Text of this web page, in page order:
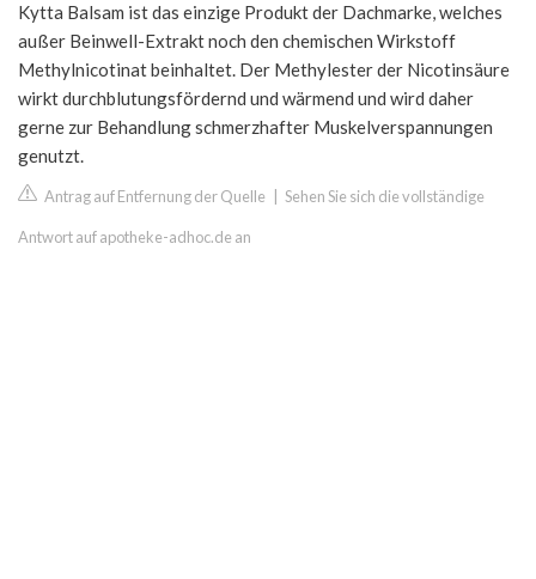
Kytta Balsam ist das einzige Produkt der Dachmarke, welches
außer Beinwell-Extrakt noch den chemischen Wirkstoff
Methylnicotinat beinhaltet. Der Methylester der Nicotinsäure
wirkt durchblutungsfördernd und wärmend und wird daher
gerne zur Behandlung schmerzhafter Muskelverspannungen
genutzt.
Antrag auf Entfernung der Quelle Sehen Sie sich die vollständige
Antwort auf apotheke-adhoc.de an